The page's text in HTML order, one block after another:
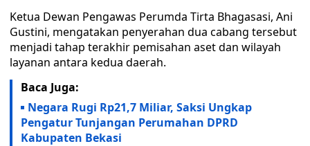
Ketua Dewan Pengawas Perumda Tirta Bhagasasi, Ani
Gustini, mengatakan penyerahan dua cabang tersebut
menjadi tahap terakhir pemisahan aset dan wilayah
layanan antara kedua daerah.
Baca Juga:
Negara Rugi Rp21,7 Miliar, Saksi Ungkap
Pengatur Tunjangan Perumahan DPRD
Kabupaten Bekasi